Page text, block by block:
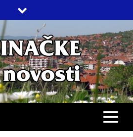
ЕКОНОМИЈА,
ИМЕНИК,